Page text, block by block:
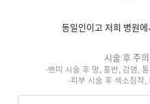
동일인이고 저희 병원
시술 후 주
-쁘띠 시술 후 멍, 홍반, 감염,
-피부 시술 후 색소침착,